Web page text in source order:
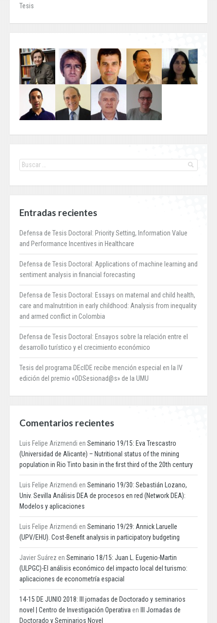
Tesis
Entradas recientes
Defensa de Tesis Doctoral: Priority Setting, Information Value
and Performance Incentives in Healthcare
Defensa de Tesis Doctoral: Applications of machine learning and
sentiment analysis in financial forecasting
Defensa de Tesis Doctoral: Essays on maternal and child health,
care and malnutrition in early childhood: Analysis from inequality
and armed conflict in Colombia
Defensa de Tesis Doctoral: Ensayos sobre la relación entre el
desarrollo turístico y el crecimiento económico
Tesis del programa DEcIDE recibe mención especial en la IV
edición del premio «ODSesionad@s» de la UMU
Comentarios recientes
Luis Felipe Arizmendi en Seminario 19/15: Eva Trescastro
(Universidad de Alicante) – Nutritional status of the mining
population in Rio Tinto basin in the first third of the 20th century
Luis Felipe Arizmendi en Seminario 19/30: Sebastián Lozano,
Univ. Sevilla Análisis DEA de procesos en red (Network DEA):
Modelos y aplicaciones
Luis Felipe Arizmendi en Seminario 19/29: Annick Laruelle
(UPV/EHU). Cost-Benefit analysis in participatory budgeting
Javier Suárez en Seminario 18/15: Juan L. Eugenio-Martin
(ULPGC)-El análisis económico del impacto local del turismo:
aplicaciones de econometría espacial
14-15 DE JUNIO 2018: III jornadas de Doctorado y seminarios
novel | Centro de Investigación Operativa en III Jornadas de
Doctorado y Seminarios Novel